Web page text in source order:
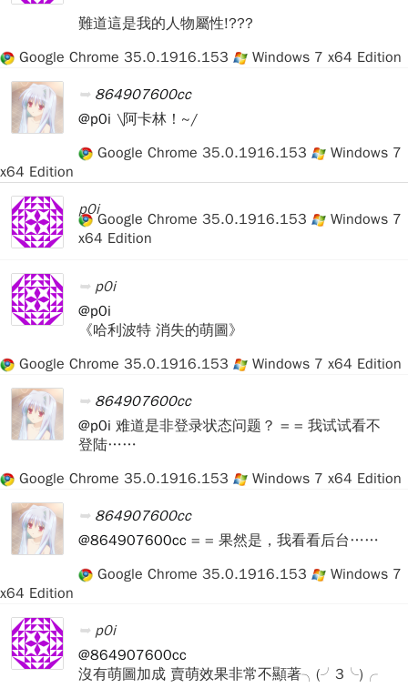
難道這是我的人物屬性!???
Google Chrome 35.0.1916.153
Windows 7 x64 Edition
864907600cc
@p0i \阿卡林！~/
Google Chrome 35.0.1916.153
Windows 7
x64 Edition
p0i
Google Chrome 35.0.1916.153
Windows 7
x64 Edition
p0i
@p0i
《哈利波特 消失的萌圖》
Google Chrome 35.0.1916.153
Windows 7 x64 Edition
864907600cc
@p0i 难道是非登录状态问题？ = = 我试试看不
登陆……
Google Chrome 35.0.1916.153
Windows 7 x64 Edition
864907600cc
@864907600cc = = 果然是，我看看后台……
Google Chrome 35.0.1916.153
Windows 7
x64 Edition
p0i
@864907600cc
沒有萌圖加成 賣萌效果非常不顯著╮(╯3╰)╭